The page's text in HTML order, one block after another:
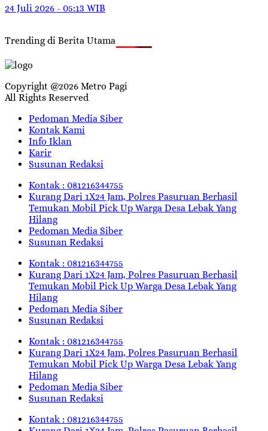
24 Juli 2026 - 05:13 WIB
Trending di Berita Utama
Copyright @2026 Metro Pagi
All Rights Reserved
Pedoman Media Siber
Kontak Kami
Info Iklan
Karir
Susunan Redaksi
Kontak : 081216344755
Kurang Dari 1X24 Jam, Polres Pasuruan Berhasil
Temukan Mobil Pick Up Warga Desa Lebak Yang
Hilang
Pedoman Media Siber
Susunan Redaksi
Kontak : 081216344755
Kurang Dari 1X24 Jam, Polres Pasuruan Berhasil
Temukan Mobil Pick Up Warga Desa Lebak Yang
Hilang
Pedoman Media Siber
Susunan Redaksi
Kontak : 081216344755
Kurang Dari 1X24 Jam, Polres Pasuruan Berhasil
Temukan Mobil Pick Up Warga Desa Lebak Yang
Hilang
Pedoman Media Siber
Susunan Redaksi
Kontak : 081216344755